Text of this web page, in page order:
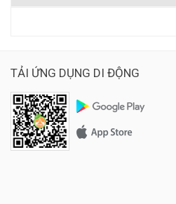
TẢI ỨNG DỤNG DI ĐỘNG